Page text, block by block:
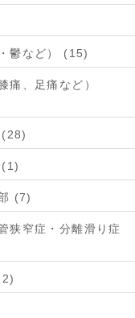
鬱など） (15)
痛、足痛など）
(28)
(1)
(7)
狭窄症・分離滑り症